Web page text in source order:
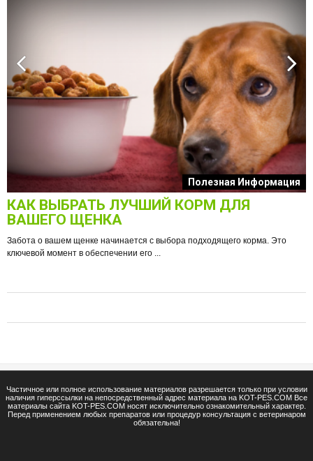
Полезная Информация
КАК ВЫБРАТЬ ЛУЧШИЙ КОРМ ДЛЯ
ВАШЕГО ЩЕНКА
Забота о вашем щенке начинается с выбора подходящего корма. Это
ключевой момент в обеспечении его ...
Частичное или полное использование материалов разрешается только при условии
наличия гиперссылки на непосредственный адрес материала на KOT-PES.COM Все
материалы сайта KOT-PES.COM носят исключительно ознакомительный характер.
Перед применением любых препаратов или процедур консультация с ветеринаром
обязательна!